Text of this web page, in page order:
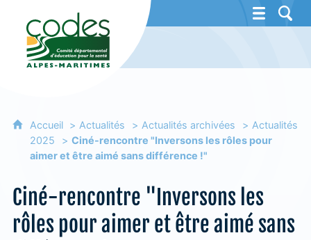
CoDES 06 - Comité départemental
Accueil Actualités Actualités archivées
Actualités
2025
Ciné-rencontre "Inversons les rôles pour
aimer et être aimé sans différence !"
Ciné-rencontre "Inversons les
rôles pour aimer et être aimé sans